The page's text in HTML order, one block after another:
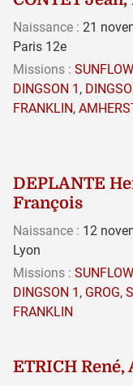
Naissance : 21
Paris 12e
Missions :
DINGSON 1 ,
FRANKLIN,
DEPLANTE
François
Naissance : 12
Lyon
Missions :
DINGSON 1 , GROG,
FRANKLIN
ETRICH René,